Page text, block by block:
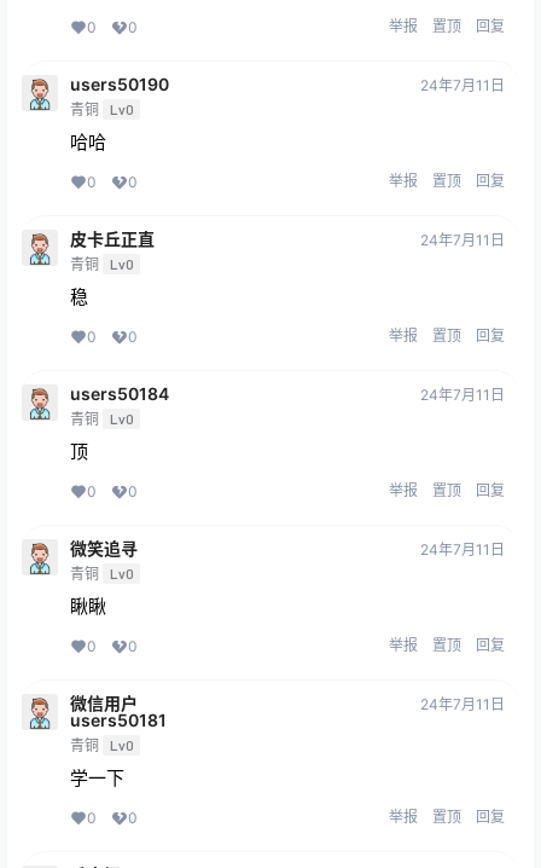
0 0 举报 置顶 回复
users50190
青铜 Lv0
24年7月11日
哈哈
0 0 举报 置顶 回复
皮卡丘正直
青铜 Lv0
24年7月11日
稳
0 0 举报 置顶 回复
users50184
青铜 Lv0
24年7月11日
顶
0 0 举报 置顶 回复
微笑追寻
青铜 Lv0
24年7月11日
瞅瞅
0 0 举报 置顶 回复
微信用户
users50181
青铜 Lv0
24年7月11日
学一下
0 0 举报 置顶 回复